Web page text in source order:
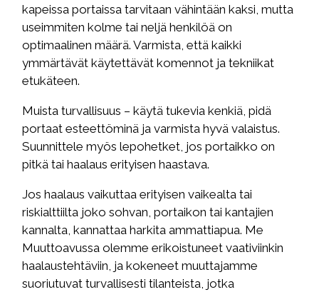
kapeissa portaissa tarvitaan vähintään kaksi, mutta
useimmiten kolme tai neljä henkilöä on
optimaalinen määrä. Varmista, että kaikki
ymmärtävät käytettävät komennot ja tekniikat
etukäteen.
Muista turvallisuus – käytä tukevia kenkiä, pidä
portaat esteettöminä ja varmista hyvä valaistus.
Suunnittele myös lepohetket, jos portaikko on
pitkä tai haalaus erityisen haastava.
Jos haalaus vaikuttaa erityisen vaikealta tai
riskialttiilta joko sohvan, portaikon tai kantajien
kannalta, kannattaa harkita ammattiapua. Me
Muuttoavussa olemme erikoistuneet vaativiinkin
haalaustehtäviin, ja kokeneet muuttajamme
suoriutuvat turvallisesti tilanteista, jotka